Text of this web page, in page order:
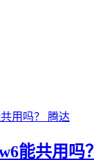
腾达
能共用吗？